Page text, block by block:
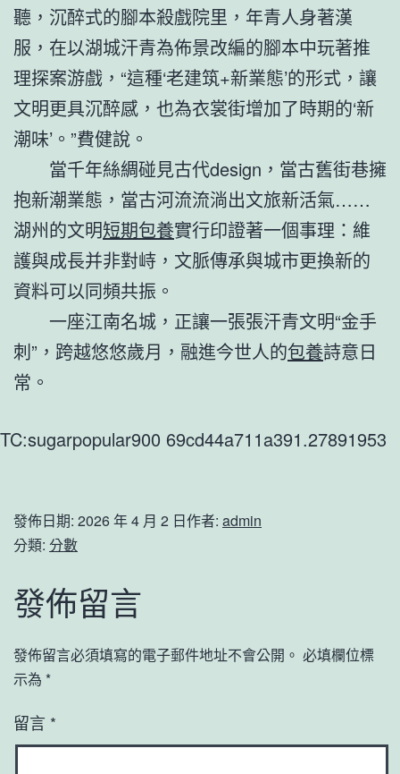
聽，沉醉式的腳本殺戲院里，年青人身著漢
服，在以湖城汗青為佈景改編的腳本中玩著推
理探案游戲，“這種‘老建筑+新業態’的形式，讓
文明更具沉醉感，也為衣裳街增加了時期的‘新
潮味’。”費健說。
當千年絲綢碰見古代design，當古舊街巷擁
抱新潮業態，當古河流流淌出文旅新活氣……
湖州的文明短期包養實行印證著一個事理：維
護與成長并非對峙，文脈傳承與城市更換新的
資料可以同頻共振。
一座江南名城，正讓一張張汗青文明“金手
刺”，跨越悠悠歲月，融進今世人的包養詩意日
常。
TC:sugarpopular900 69cd44a711a391.27891953
發佈日期: 2026 年 4 月 2 日作者: admin
分類: 分數
發佈留言
發佈留言必須填寫的電子郵件地址不會公開。 必填欄位標
示為 *
留言 *